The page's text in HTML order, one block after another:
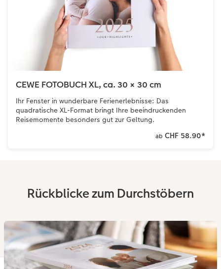
CEWE FOTOBUCH XL, ca. 30 × 30 cm
Ihr Fenster in wunderbare Ferienerlebnisse: Das
quadratische XL-Format bringt Ihre beeindruckenden
Reisemomente besonders gut zur Geltung.
ab CHF 58.90*
Rückblicke zum Durchstöbern